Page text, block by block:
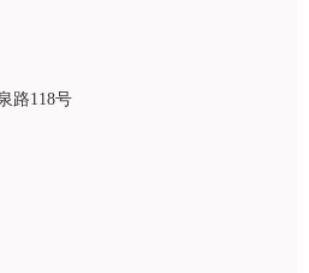
路118号